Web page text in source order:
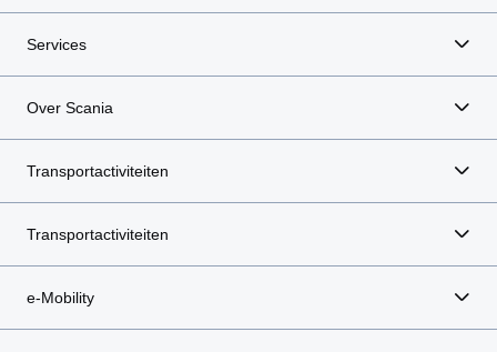
Services
Over Scania
Transportactiviteiten
Transportactiviteiten
e-Mobility